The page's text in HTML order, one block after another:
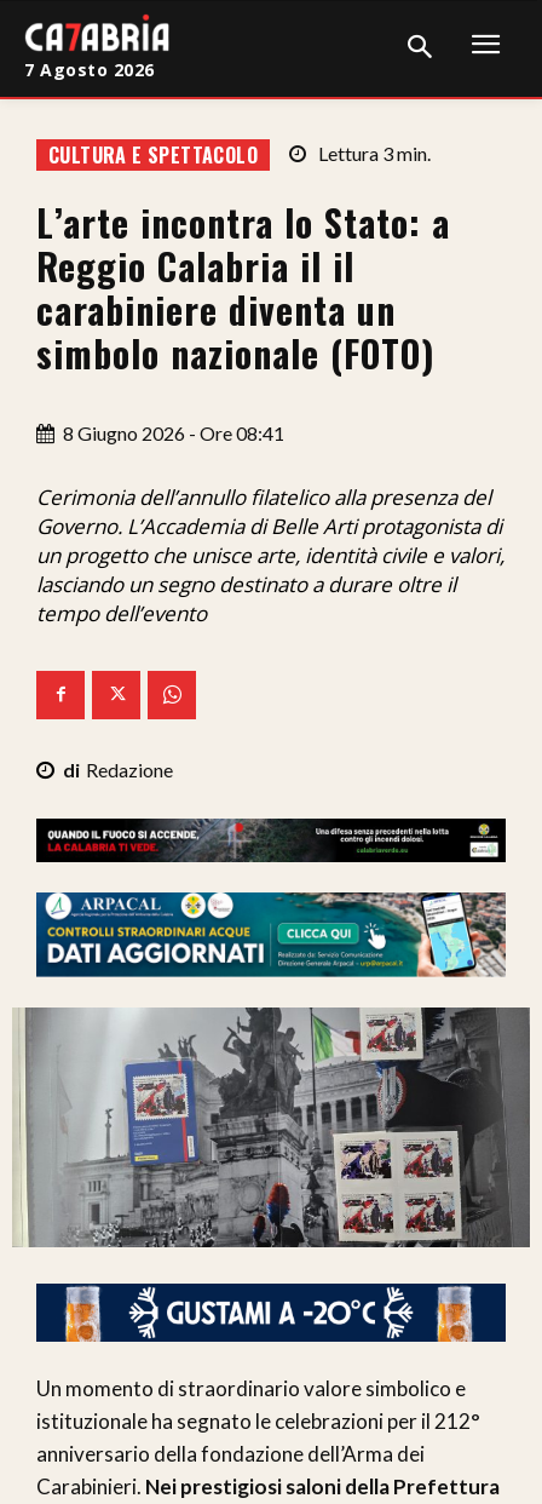
Cronaca
Giudiziaria
Politica
Sport
Sanità
Economia
Ita-Mondo
C7 Play
We Calabria
Mix Zone
7 Agosto 2026
CULTURA E SPETTACOLO Lettura 3min.
L’arte incontra lo Stato: a
Reggio Calabria il il
carabiniere diventa un
simbolo nazionale (FOTO)
8 Giugno 2026 - Ore 08:41
Cerimonia dell’annullo filatelico alla presenza del
Governo. L’Accademia di Belle Arti protagonista di
un progetto che unisce arte, identità civile e valori,
lasciando un segno destinato a durare oltre il
tempo dell’evento
Redazione
Un momento di straordinario valore simbolico e
istituzionale ha segnato le celebrazioni per il 212°
anniversario della fondazione dell’Arma dei
Carabinieri. Nei prestigiosi saloni della Prefettura